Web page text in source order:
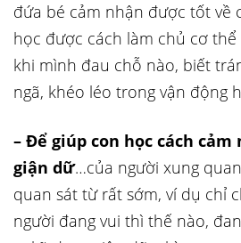
đứa bé cảm nhận được tốt về
học được cách làm chủ cơ
khi mình đau chỗ nào, biết
ngã, khéo léo trong vận động
– Để giúp con học cách
giận dữ…của người xung
quan sát từ rất sớm, ví dụ chỉ
người đang vui thì thế nào,